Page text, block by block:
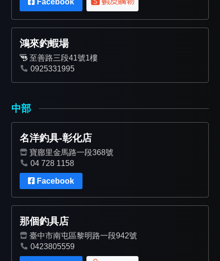
Facebook
鴻來釣蝦場
至善路三段41號1樓
0925331995
中部
名洋釣具-彰化店
寶廍里金馬路一段368號
04 728 1158
Facebook
那個釣具店
臺中市南屯區黎明路一段942號
0423805559